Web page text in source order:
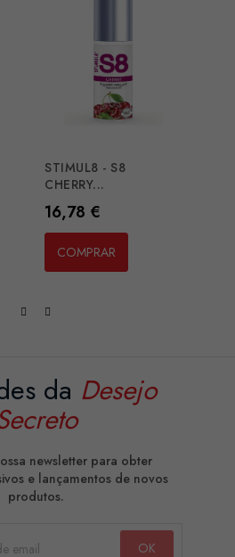
STIMUL8 - S8
CHERRY...
Preço
16,78 €
COMPRAR
da Desejo
newsletter para obter
e lançamentos de novos
produtos.